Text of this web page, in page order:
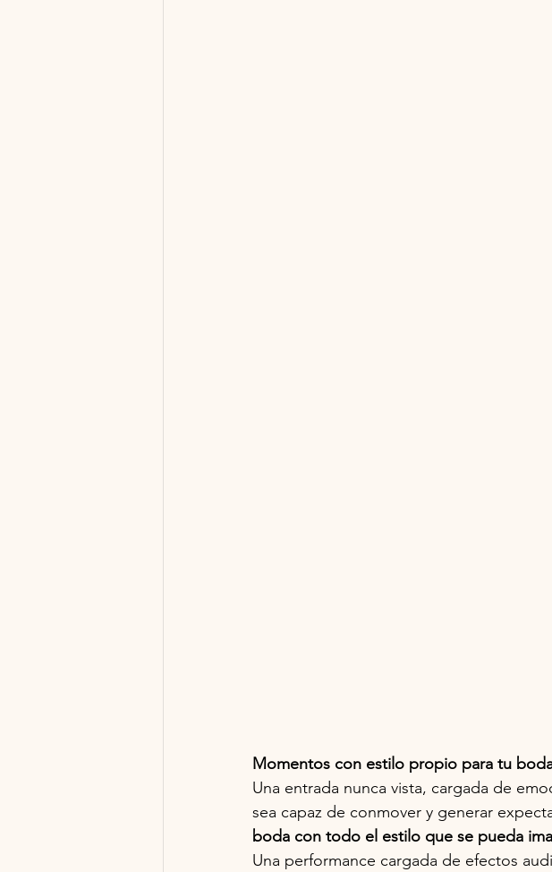
Momentos con estilo propio para tu
Una entrada nunca vista, cargada de
sea capaz de conmover y generar
boda con todo el estilo que se pueda
Una performance cargada de efectos